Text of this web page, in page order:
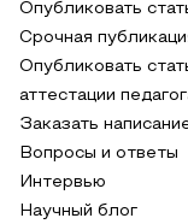
Опубликовать
Срочная
Опубликовать
аттестации
Заказать
Вопросы и ответы
Интервью
Научный блог